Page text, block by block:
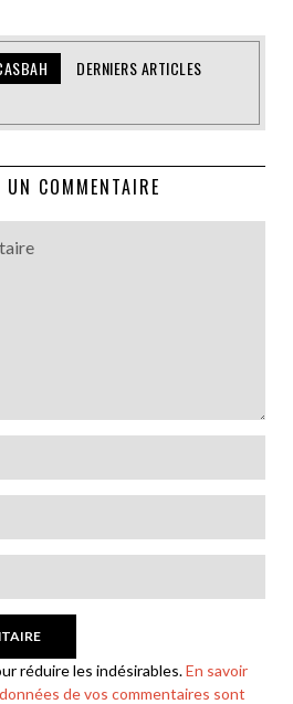
DERNIERS ARTICLES
UN COMMENTAIRE
réduire les indésirables.En savoir
de vos commentaires sont